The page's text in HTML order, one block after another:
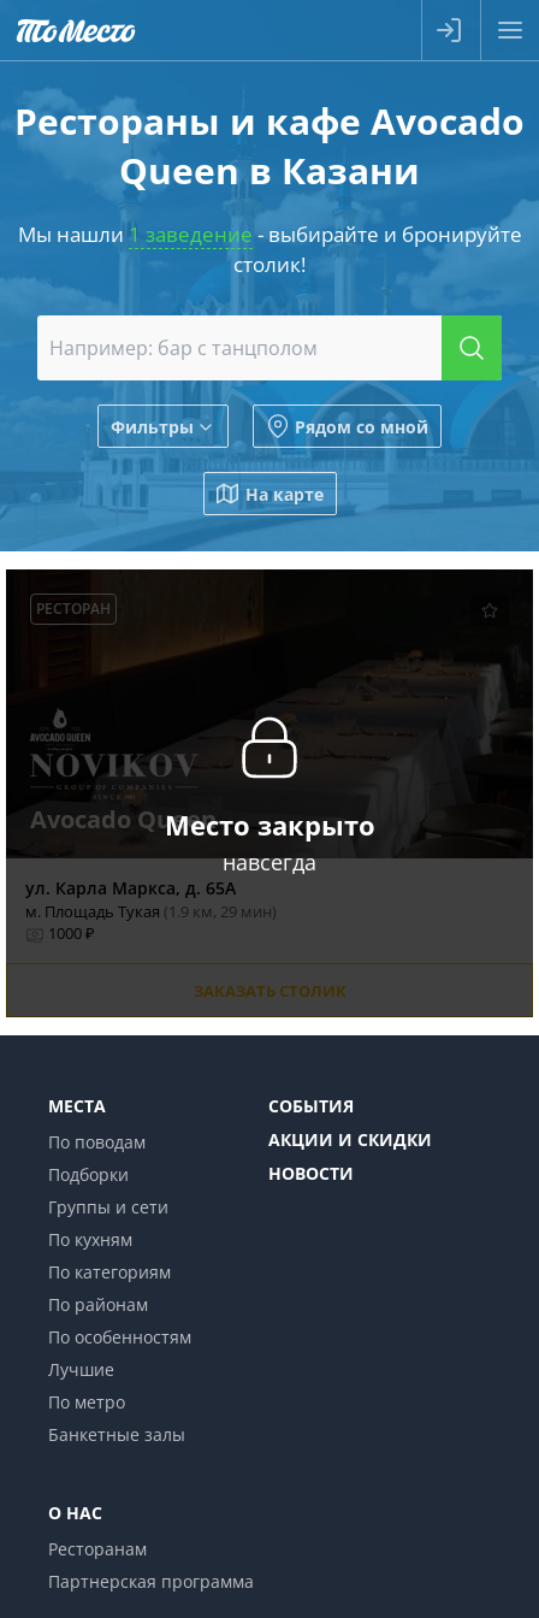
Рестораны и кафе Avocado
Queen в Казани
Мы нашли 1 заведение- выбирайте и бронируйте
столик!
Фильтры Рядом со мной
На карте
Место закрыто
навсегда
РЕСТОРАН
Avocado Queen
ул. Карла Маркса, д. 65А
м. Площадь Тукая (1.9 км, 29 мин)
1000 ₽
ЗАКАЗАТЬ СТОЛИК
МЕСТА
По поводам
Подборки
Группы и сети
По кухням
По категориям
По районам
По особенностям
Лучшие
По метро
Банкетные залы
СОБЫТИЯ
АКЦИИ И СКИДКИ
НОВОСТИ
О НАС
Ресторанам
Партнерская программа